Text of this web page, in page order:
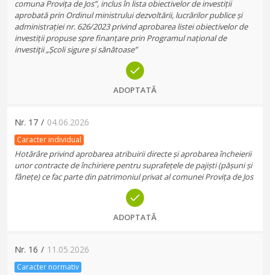
comuna Provița de Jos”, inclus în lista obiectivelor de investiții
aprobată prin Ordinul ministrului dezvoltării, lucrărilor publice și
administrației nr. 626/2023 privind aprobarea listei obiectivelor de
investiții propuse spre finanțare prin Programul național de
investiţii „Școli sigure și sănătoase”
ADOPTATĂ
Nr. 17 / 04.06.2026
Caracter individual
Hotărâre privind aprobarea atribuirii directe și aprobarea încheierii
unor contracte de închiriere pentru suprafețele de pajiști (pășuni și
fânețe) ce fac parte din patrimoniul privat al comunei Provița de Jos
ADOPTATĂ
Nr. 16 / 11.05.2026
Caracter normativ